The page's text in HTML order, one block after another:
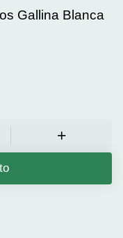
Gallina Blanca